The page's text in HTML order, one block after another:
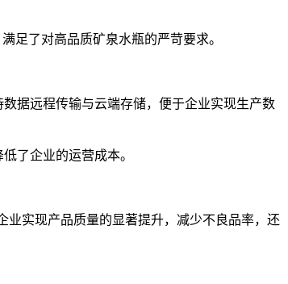
足了对高品质矿泉水瓶的严苛要求。
据远程传输与云端存储，便于企业实现生产数
了企业的运营成本。
实现产品质量的显著提升，减少不良品率，还